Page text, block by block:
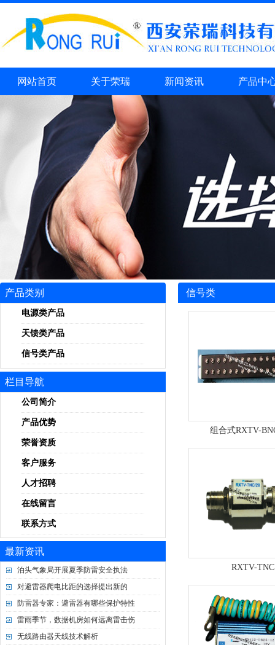
网站首页 关于荣瑞 新闻资讯 产品中
产品类别
电源类产品
天馈类产品
信号类产品
栏目导航
公司简介
产品优势
荣誉资质
客户服务
人才招聘
在线留言
联系方式
最新资讯
泊头气象局开展夏季防雷安全执法
对避雷器爬电比距的选择提出新的
防雷器专家：避雷器有哪些保护特性
雷雨季节，数据机房如何远离雷击伤
无线路由器天线技术解析
信号类
组合式RXTV-
RXTV-TNC